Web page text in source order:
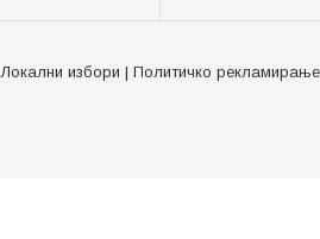
Локални избори | Политичко